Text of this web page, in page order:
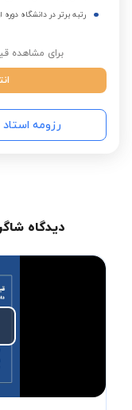
رتبه برتر در دانشگاه دوره
برای مشاهده
رزومه استاد
دیدگاه